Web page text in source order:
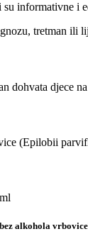
su informativne i
tretman ili
dohvata djece
(Epilobii
alkohola